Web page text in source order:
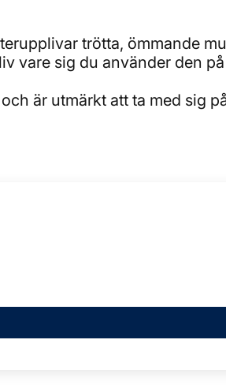
trötta, ömmande
vare sig du använder den
är utmärkt att ta med sig